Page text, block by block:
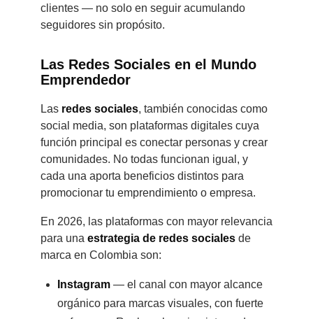
Pagos en Línea
Blog
Contacto
clientes — no solo en seguir acumulando
seguidores sin propósito.
Las Redes Sociales en el Mundo
Emprendedor
Las redes sociales, también conocidas como
social media, son plataformas digitales cuya
función principal es conectar personas y crear
comunidades. No todas funcionan igual, y
cada una aporta beneficios distintos para
promocionar tu emprendimiento o empresa.
En 2026, las plataformas con mayor relevancia
para una estrategia de redes socialesde
marca en Colombia son:
Instagram— el canal con mayor alcance
orgánico para marcas visuales, con fuerte